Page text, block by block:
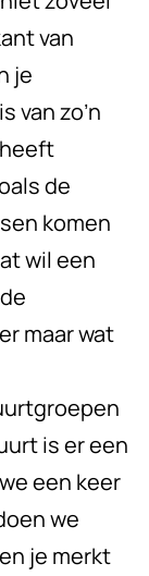
van
je
van zo’n
de
komen
wil een
maar wat
is er een
een keer
we
je merkt